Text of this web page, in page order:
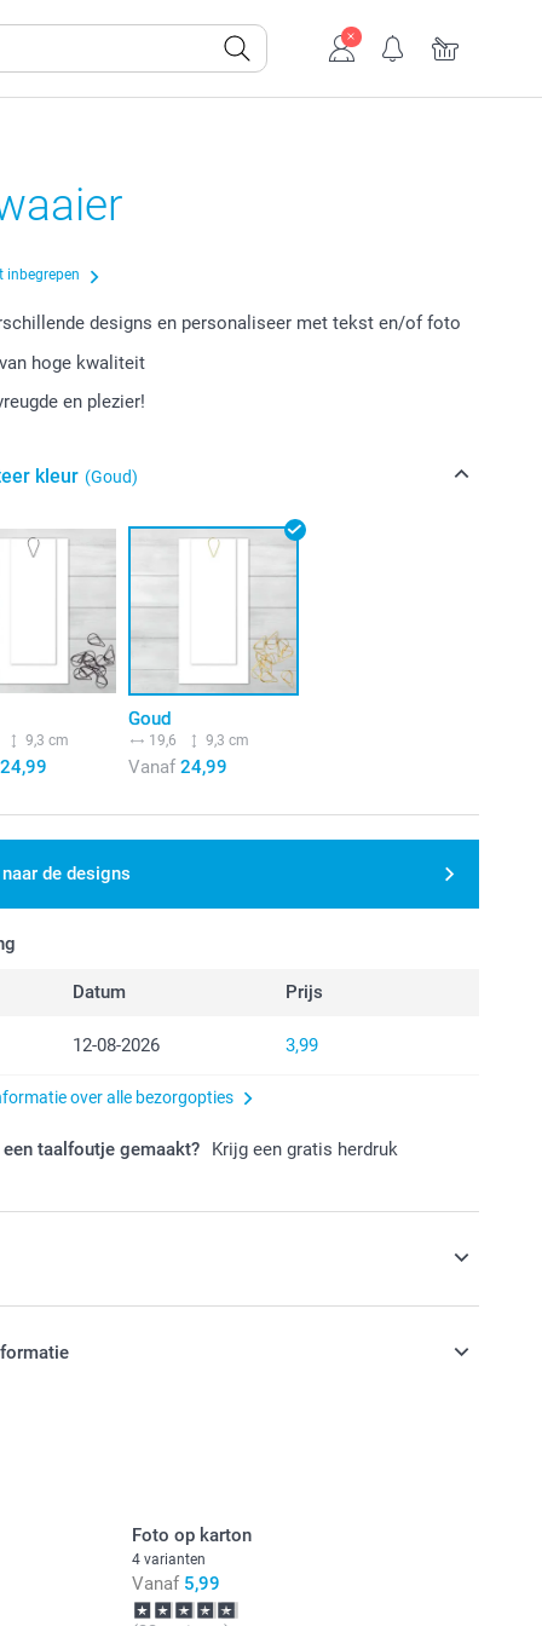
inbegrepen
designs en personaliseer met tekst en/of foto
hoge kwaliteit
en plezier!
kleur (Goud)
9,3 cm
24,99
Goud
19,6 9,3 cm
Vanaf 24,99
naar de designs
Datum Prijs
12-08-2026 3,99
over alle bezorgopties
een taalfoutje gemaakt? Krijg een gratis herdruk
je Stapelkaart afgedrukt op
Wil je een andere look? Ga dan voor
beschikbaarheid
kwaliteitspapier van 300 g
Foto op karton
4 varianten
Vanaf 5,99